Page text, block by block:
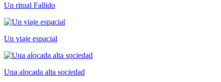
Un ritual Fallido
Un viaje espacial
Una alocada alta sociedad